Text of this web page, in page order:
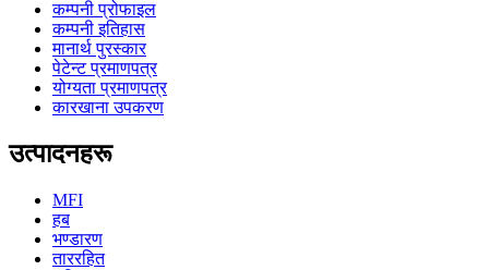
कम्पनी प्रोफाइल
कम्पनी इतिहास
मानार्थ पुरस्कार
पेटेन्ट प्रमाणपत्र
योग्यता प्रमाणपत्र
कारखाना उपकरण
उत्पादनहरू
MFI
हब
भण्डारण
ताररहित